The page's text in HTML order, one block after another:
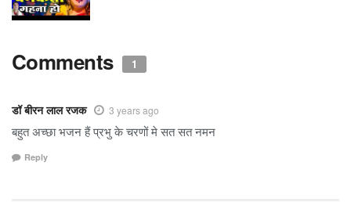
Comments 1
डॉ बीरन लाल रजक 3 years ago
बहुत अच्छा भजन हैं प्रभु के चरणों मे सत सत नमन
Reply